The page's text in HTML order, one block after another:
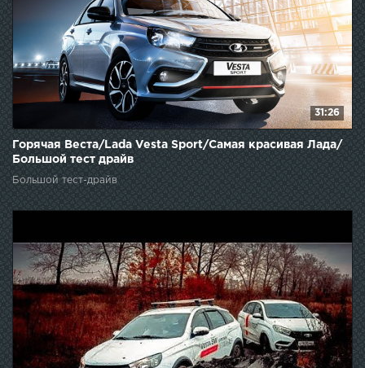
31:26
Горячая Веста/Lada Vesta Sport/Самая красивая Лада/
Большой тест драйв
Большой тест-драйв